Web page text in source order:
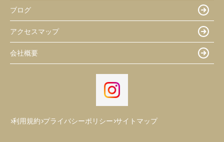
ブログ
アクセスマップ
会社概要
利用規約 プライバシーポリシー サイトマップ